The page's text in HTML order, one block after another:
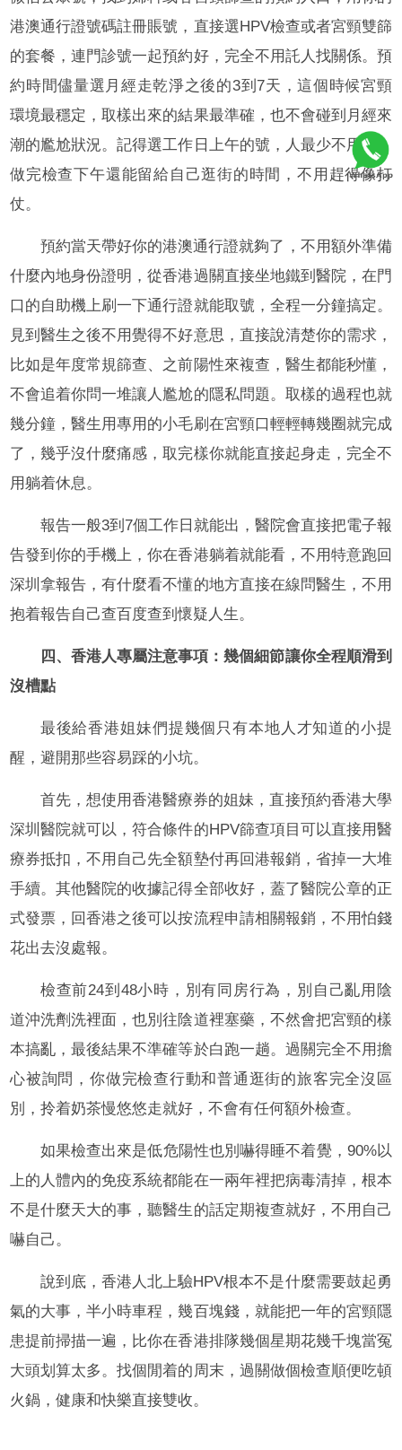
港澳通行證號碼註冊賬號，直接選HPV檢查或者宮頸雙篩
的套餐，連門診號一起預約好，完全不用託人找關係。預
約時間儘量選月經走乾淨之後的3到7天，這個時候宮頸
環境最穩定，取樣出來的結果最準確，也不會碰到月經來
潮的尷尬狀況。記得選工作日上午的號，人最少不用等，
做完檢查下午還能留給自己逛街的時間，不用趕得像打
仗。
預約當天帶好你的港澳通行證就夠了，不用額外準備
什麼內地身份證明，從香港過關直接坐地鐵到醫院，在門
口的自助機上刷一下通行證就能取號，全程一分鐘搞定。
見到醫生之後不用覺得不好意思，直接說清楚你的需求，
比如是年度常規篩查、之前陽性來複查，醫生都能秒懂，
不會追着你問一堆讓人尷尬的隱私問題。取樣的過程也就
幾分鐘，醫生用專用的小毛刷在宮頸口輕輕轉幾圈就完成
了，幾乎沒什麼痛感，取完樣你就能直接起身走，完全不
用躺着休息。
報告一般3到7個工作日就能出，醫院會直接把電子報
告發到你的手機上，你在香港躺着就能看，不用特意跑回
深圳拿報告，有什麼看不懂的地方直接在線問醫生，不用
抱着報告自己查百度查到懷疑人生。
四、香港人專屬注意事項：幾個細節讓你全程順滑到
沒槽點
最後給香港姐妹們提幾個只有本地人才知道的小提
醒，避開那些容易踩的小坑。
首先，想使用香港醫療券的姐妹，直接預約香港大學
深圳醫院就可以，符合條件的HPV篩查項目可以直接用醫
療券抵扣，不用自己先全額墊付再回港報銷，省掉一大堆
手續。其他醫院的收據記得全部收好，蓋了醫院公章的正
式發票，回香港之後可以按流程申請相關報銷，不用怕錢
花出去沒處報。
檢查前24到48小時，別有同房行為，別自己亂用陰
道沖洗劑洗裡面，也別往陰道裡塞藥，不然會把宮頸的樣
本搞亂，最後結果不準確等於白跑一趟。過關完全不用擔
心被詢問，你做完檢查行動和普通逛街的旅客完全沒區
別，拎着奶茶慢悠悠走就好，不會有任何額外檢查。
如果檢查出來是低危陽性也別嚇得睡不着覺，90%以
上的人體內的免疫系統都能在一兩年裡把病毒清掉，根本
不是什麼天大的事，聽醫生的話定期複查就好，不用自己
嚇自己。
說到底，香港人北上驗HPV根本不是什麼需要鼓起勇
氣的大事，半小時車程，幾百塊錢，就能把一年的宮頸隱
患提前掃描一遍，比你在香港排隊幾個星期花幾千塊當冤
大頭划算太多。找個閒着的周末，過關做個檢查順便吃頓
火鍋，健康和快樂直接雙收。